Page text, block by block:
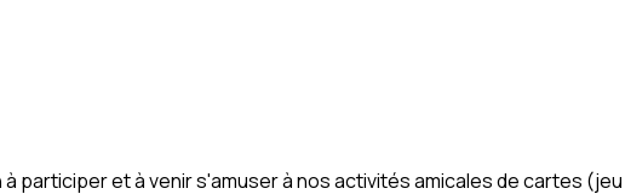
participer et à venir s'amuser à nos activités amicales de cartes